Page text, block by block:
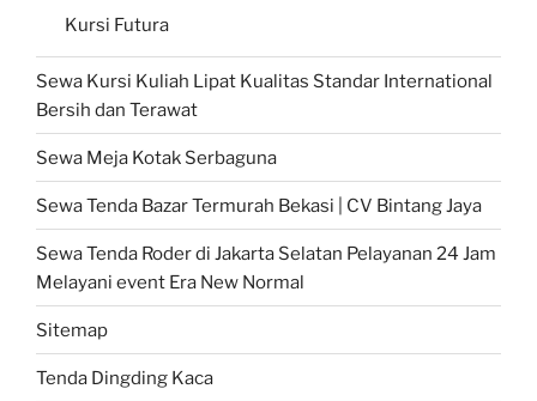
Kursi Futura
Sewa Kursi Kuliah Lipat Kualitas Standar International
Bersih dan Terawat
Sewa Meja Kotak Serbaguna
Sewa Tenda Bazar Termurah Bekasi | CV Bintang Jaya
Sewa Tenda Roder di Jakarta Selatan Pelayanan 24 Jam
Melayani event Era New Normal
Sitemap
Tenda Dingding Kaca